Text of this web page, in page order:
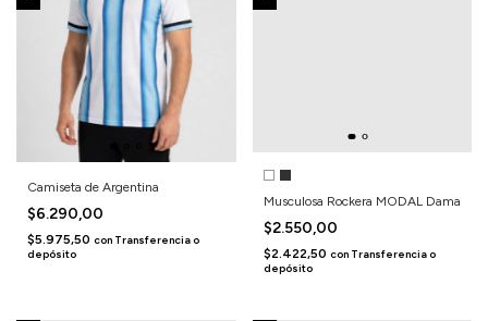
Camiseta de Argentina
$6.290,00
$5.975,50 con Transferencia o
depósito
Musculosa Rockera MODAL Dama
$2.550,00
$2.422,50 con Transferencia o
depósito